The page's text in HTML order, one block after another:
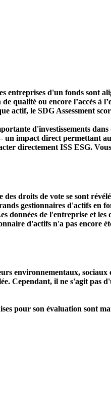
entreprises d'un fonds sont
qualité ou encore l’accès à
actif, le SDG Assessment
d'investissements
impact direct permettant
directement ISS ESG.
droits de vote se sont
gestionnaires d'actifs en
de l'entreprise et
d'actifs n'a pas encore
environnementaux,
Cependant, il ne s'agit
pour son évaluation sont